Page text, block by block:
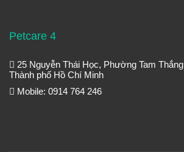
Petcare 4
25 Nguyễn Thái Học, Phường Tam Thắng
Thành phố Hồ Chí Minh
Mobile: 0914 764 246